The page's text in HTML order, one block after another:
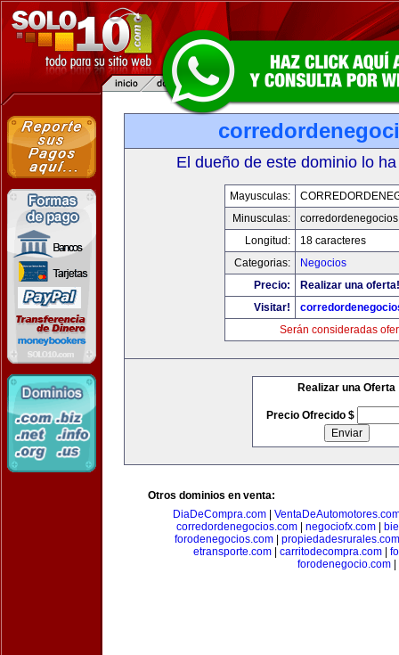
El dueño de este dominio lo
Mayusculas:
Minusculas:
Longitud:
18 caracteres
Categorias:
Negocios
Precio:
Realizar una oferta!
Visitar!
Serán consideradas
Realizar una Oferta
Precio Ofrecido $
Otros dominios en venta:
DiaDeCompra.com|
corredordenegocios.com
negociofx.com
forodenegocios.com
propiedadesrurales.com
etransporte.com
carritodecompra.com
forodenegocio.com|